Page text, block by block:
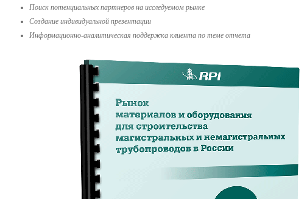
Поиск потенциальных партнеров на исследуемом рынке
Создание индивидуальной презентации
Информационно-аналитическая поддержка клиента по теме отчета